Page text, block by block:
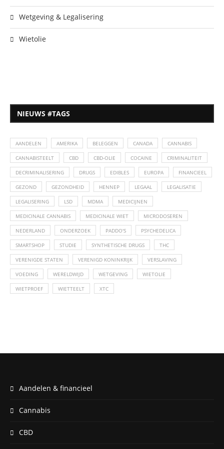
Wetgeving & Legalisering
Wietolie
NIEUWS #TAGS
AANDELEN AMERIKA BELEGGEN CANADA CANNABIS
CANNABISTEELT CBD CBD-OLIE COCAINE CRIMINALITEIT
DECRIMINALISERING DRUGS EDIBLES EUROPA FINANCIEEL
GEZOND GEZONDHEID HENNEP LEGAAL LEGALISATIE
LEGALISERING LSD MDMA MEDICIJNEN
MEDICINALE CANNABIS MEDICINALE WIET MICRODOSEREN
NEDERLAND ONDERZOEK PADDO'S PSYCHEDELICA
SMARTSHOP STUDIE SYNTHETISCHE DRUGS THC
VERENIGDE STATEN VERENIGD KONINKRIJK VERSLAVING
VOEDING WERELDWIJD WETGEVING WIETOLIE
WIETPROEF WIETTEELT XTC
Aandelen & financieel
Cannabis
CBD